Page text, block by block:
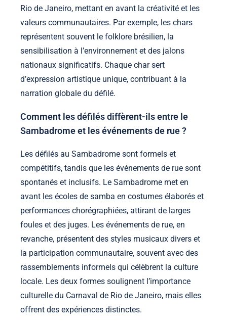
Rio de Janeiro, mettant en avant la créativité et les
valeurs communautaires. Par exemple, les chars
représentent souvent le folklore brésilien, la
sensibilisation à l’environnement et des jalons
nationaux significatifs. Chaque char sert
d’expression artistique unique, contribuant à la
narration globale du défilé.
Comment les défilés diffèrent-ils entre le
Sambadrome et les événements de rue ?
Les défilés au Sambadrome sont formels et
compétitifs, tandis que les événements de rue sont
spontanés et inclusifs. Le Sambadrome met en
avant les écoles de samba en costumes élaborés et
performances chorégraphiées, attirant de larges
foules et des juges. Les événements de rue, en
revanche, présentent des styles musicaux divers et
la participation communautaire, souvent avec des
rassemblements informels qui célèbrent la culture
locale. Les deux formes soulignent l’importance
culturelle du Carnaval de Rio de Janeiro, mais elles
offrent des expériences distinctes.